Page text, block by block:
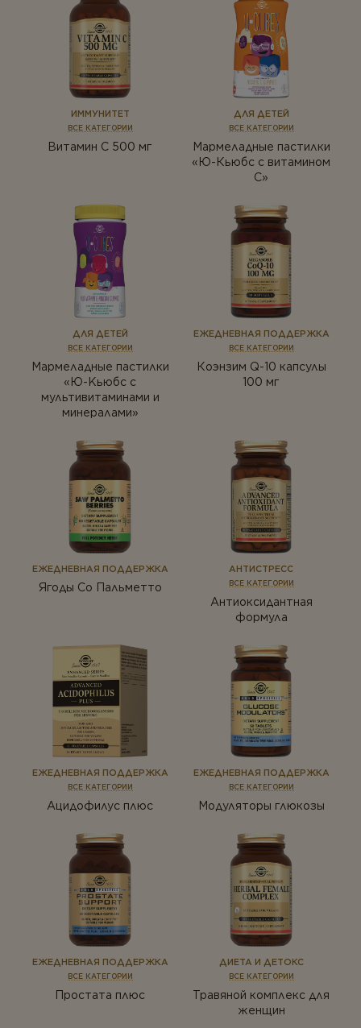
ИММУНИТЕТ
ВСЕ КАТЕГОРИИ
Витамин С 500 мг
ДЛЯ ДЕТЕЙ
ВСЕ КАТЕГОРИИ
Мармеладные пастилки
«Ю-Кьюбс с витамином
С»
ДЛЯ ДЕТЕЙ
ВСЕ КАТЕГОРИИ
Мармеладные пастилки
«Ю-Kьюбс с
мультивитаминами и
минералами»
ЕЖЕДНЕВНАЯ ПОДДЕРЖКА
ВСЕ КАТЕГОРИИ
Коэнзим Q-10 капсулы
100 мг
ЕЖЕДНЕВНАЯ ПОДДЕРЖКА
Ягоды Co Пальметто
АНТИСТРЕСС
ВСЕ КАТЕГОРИИ
Антиоксидантная
формула
ЕЖЕДНЕВНАЯ ПОДДЕРЖКА
ВСЕ КАТЕГОРИИ
Ацидофилус плюс
ЕЖЕДНЕВНАЯ ПОДДЕРЖКА
ВСЕ КАТЕГОРИИ
Модуляторы глюкозы
ЕЖЕДНЕВНАЯ ПОДДЕРЖКА
ВСЕ КАТЕГОРИИ
Простата плюс
ДИЕТА И ДЕТОКС
ВСЕ КАТЕГОРИИ
Травяной комплекс для
женщин